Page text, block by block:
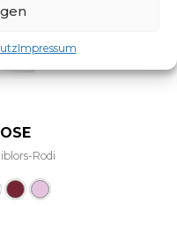
Impressum
Rodi